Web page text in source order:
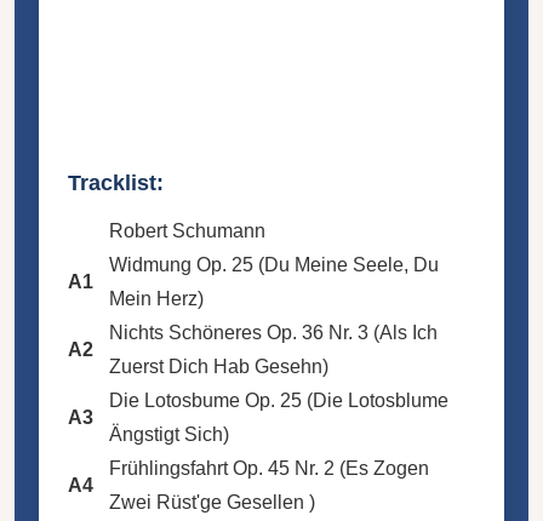
Tracklist:
Robert Schumann
A1
Widmung Op. 25 (Du Meine Seele, Du
Mein Herz)
A2
Nichts Schöneres Op. 36 Nr. 3 (Als Ich
Zuerst Dich Hab Gesehn)
A3
Die Lotosbume Op. 25 (Die Lotosblume
Ängstigt Sich)
A4
Frühlingsfahrt Op. 45 Nr. 2 (Es Zogen
Zwei Rüst'ge Gesellen )